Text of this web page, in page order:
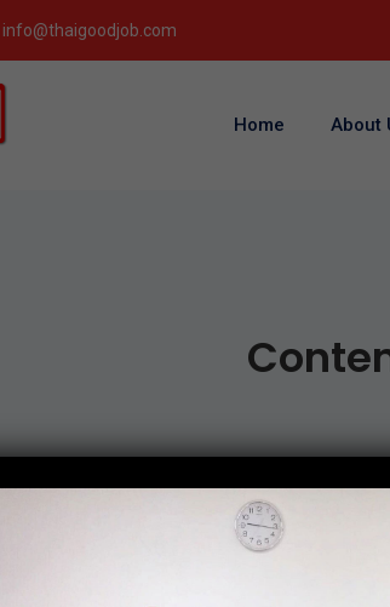
info@thaigoodjob.com
Home About